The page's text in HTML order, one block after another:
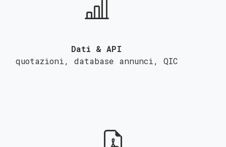
Dati & API
quotazioni, database annunci, QIC